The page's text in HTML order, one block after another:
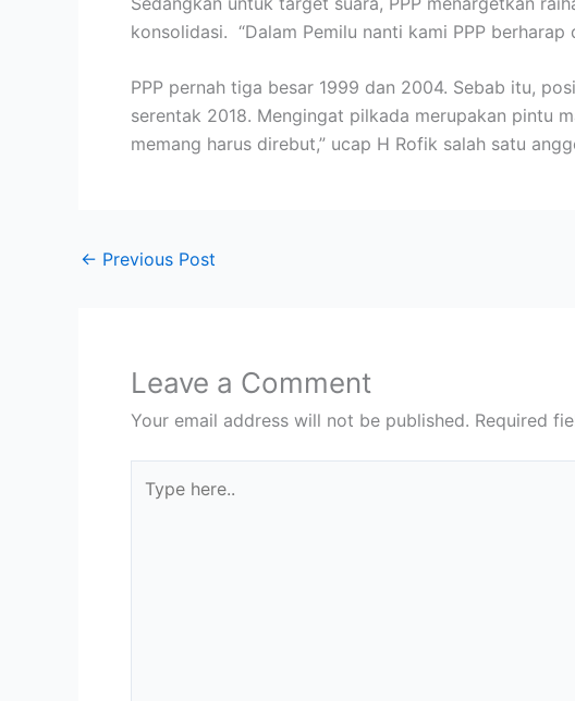
konsolidasi. “Dalam Pemilu nanti kami PPP
PPP pernah tiga besar 1999 dan 2004. Sebab itu,
serentak 2018. Mengingat pilkada merupakan pintu
memang harus direbut,” ucap H Rofik salah satu
← Previous Post
Leave a Comment
Your email address will not be published. Required
here..